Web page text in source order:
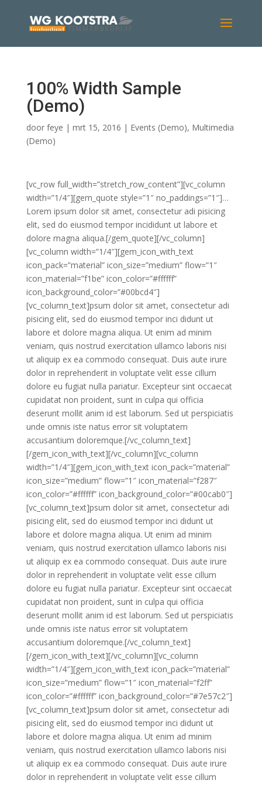
100% Width Sample
(Demo)
door feye | mrt 15, 2016 | Events (Demo), Multimedia
(Demo)
[vc_row full_width=”stretch_row_content”][vc_column
width=”1/4″][gem_quote style=”1″ no_paddings=”1″]…
Lorem ipsum dolor sit amet, consectetur adi pisicing
elit, sed do eiusmod tempor incididunt ut labore et
dolore magna aliqua.[/gem_quote][/vc_column]
[vc_column width=”1/4″][gem_icon_with_text
icon_pack=”material” icon_size=”medium” flow=”1″
icon_material=”f1be” icon_color=”#ffffff”
icon_background_color=”#00bcd4″]
[vc_column_text]psum dolor sit amet, consectetur adi
pisicing elit, sed do eiusmod tempor inci didunt ut
labore et dolore magna aliqua. Ut enim ad minim
veniam, quis nostrud exercitation ullamco laboris nisi
ut aliquip ex ea commodo consequat. Duis aute irure
dolor in reprehenderit in voluptate velit esse cillum
dolore eu fugiat nulla pariatur. Excepteur sint occaecat
cupidatat non proident, sunt in culpa qui officia
deserunt mollit anim id est laborum. Sed ut perspiciatis
unde omnis iste natus error sit voluptatem
accusantium doloremque.[/vc_column_text]
[/gem_icon_with_text][/vc_column][vc_column
width=”1/4″][gem_icon_with_text icon_pack=”material”
icon_size=”medium” flow=”1″ icon_material=”f287″
icon_color=”#ffffff” icon_background_color=”#00cab0″]
[vc_column_text]psum dolor sit amet, consectetur adi
pisicing elit, sed do eiusmod tempor inci didunt ut
labore et dolore magna aliqua. Ut enim ad minim
veniam, quis nostrud exercitation ullamco laboris nisi
ut aliquip ex ea commodo consequat. Duis aute irure
dolor in reprehenderit in voluptate velit esse cillum
dolore eu fugiat nulla pariatur. Excepteur sint occaecat
cupidatat non proident, sunt in culpa qui officia
deserunt mollit anim id est laborum. Sed ut perspiciatis
unde omnis iste natus error sit voluptatem
accusantium doloremque.[/vc_column_text]
[/gem_icon_with_text][/vc_column][vc_column
width=”1/4″][gem_icon_with_text icon_pack=”material”
icon_size=”medium” flow=”1″ icon_material=”f2ff”
icon_color=”#ffffff” icon_background_color=”#7e57c2″]
[vc_column_text]psum dolor sit amet, consectetur adi
pisicing elit, sed do eiusmod tempor inci didunt ut
labore et dolore magna aliqua. Ut enim ad minim
veniam, quis nostrud exercitation ullamco laboris nisi
ut aliquip ex ea commodo consequat. Duis aute irure
dolor in reprehenderit in voluptate velit esse cillum